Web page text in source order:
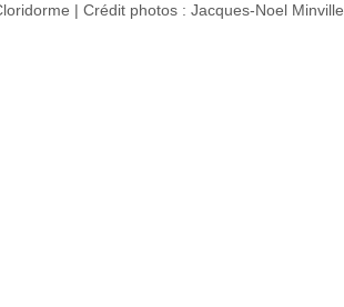
| Crédit photos : Jacques-Noel Minville